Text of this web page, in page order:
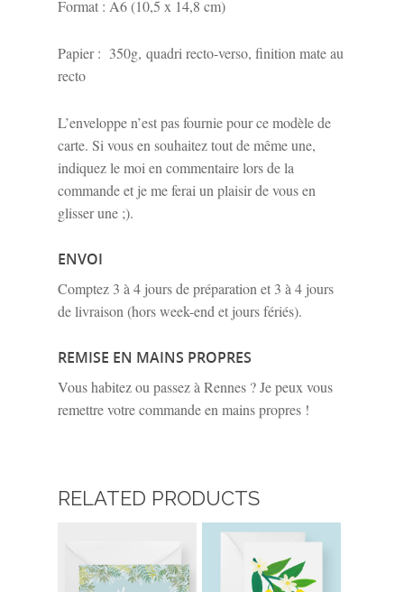
Format : A6 (10,5 x 14,8 cm)
Papier : 350g, quadri recto-verso, finition mate au
recto
L’enveloppe n’est pas fournie pour ce modèle de
carte. Si vous en souhaitez tout de même une,
indiquez le moi en commentaire lors de la
commande et je me ferai un plaisir de vous en
glisser une ;).
ENVOI
Comptez 3 à 4 jours de préparation et 3 à 4 jours
de livraison (hors week-end et jours fériés).
REMISE EN MAINS PROPRES
Vous habitez ou passez à Rennes ? Je peux vous
remettre votre commande en mains propres !
RELATED PRODUCTS